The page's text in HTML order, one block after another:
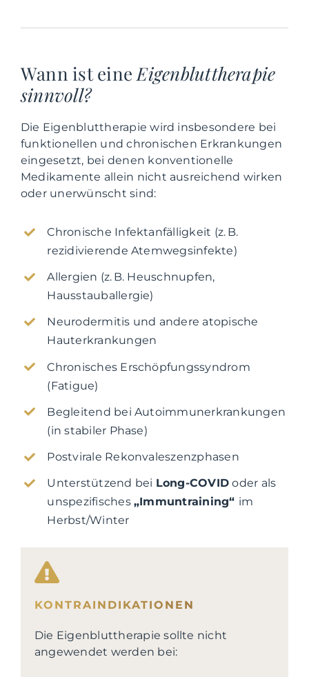
Wann ist eine Eigenbluttherapie
sinnvoll?
Die Eigenbluttherapie wird insbesondere bei
funktionellen und chronischen Erkrankungen
eingesetzt, bei denen konventionelle
Medikamente allein nicht ausreichend wirken
oder unerwünscht sind:
Chronische Infektanfälligkeit (z. B.
rezidivierende Atemwegsinfekte)
Allergien (z. B. Heuschnupfen,
Hausstauballergie)
Neurodermitis und andere atopische
Hauterkrankungen
Chronisches Erschöpfungssyndrom
(Fatigue)
Begleitend bei Autoimmunerkrankungen
(in stabiler Phase)
Postvirale Rekonvaleszenzphasen
Unterstützend bei Long-COVID oder als
unspezifisches „Immuntraining“ im
Herbst/Winter
KONTRAINDIKATIONEN
Die Eigenbluttherapie sollte nicht
angewendet werden bei: